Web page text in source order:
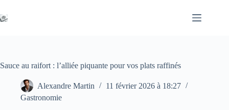
au
contenu
Sauce au raifort : l’alliée piquante pour vos plats raffinés
Alexandre Martin
11 février 2026 à 18:27
Gastronomie